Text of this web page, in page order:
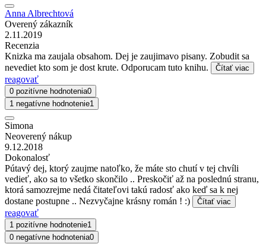
Anna Albrechtová
Overený zákazník
2.11.2019
Recenzia
Knizka ma zaujala obsahom. Dej je zaujimavo pisany. Zobudit sa
nevediet kto som je dost krute. Odporucam tuto knihu.
Čítať viac
reagovať
0 pozitívne hodnotenia0
1 negatívne hodnotenie1
Simona
Neoverený nákup
9.12.2018
Dokonalosť
Pútavý dej, ktorý zaujme natoľko, že máte sto chutí v tej chvíli
vedieť, ako sa to všetko skončilo .. Preskočiť až na poslednú stranu,
ktorá samozrejme nedá čitateľovi takú radosť ako keď sa k nej
dostane postupne .. Nezvyčajne krásny román ! :)
Čítať viac
reagovať
1 pozitívne hodnotenie1
0 negatívne hodnotenia0